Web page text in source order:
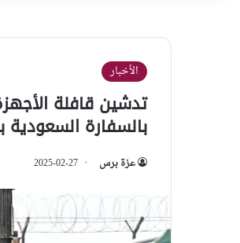
الأخبار
تدشين قافلة
بالسفارة السعودية
عزة برس 2025-02-27